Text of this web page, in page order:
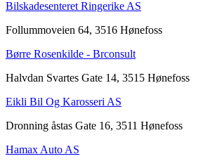
Bilskadesenteret Ringerike AS
Follummoveien 64, 3516 Hønefoss
Børre Rosenkilde - Brconsult
Halvdan Svartes Gate 14, 3515 Hønefoss
Eikli Bil Og Karosseri AS
Dronning åstas Gate 16, 3511 Hønefoss
Hamax Auto AS